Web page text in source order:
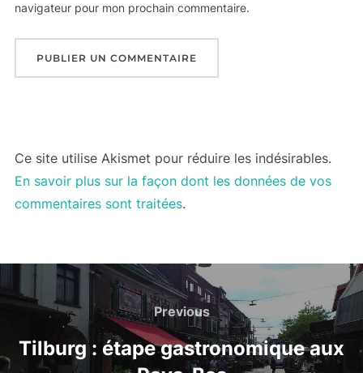
navigateur pour mon prochain commentaire.
Ce site utilise Akismet pour réduire les indésirables.
En savoir plus sur la façon dont les données de vos
commentaires sont traitées.
Navigation
de
l’article
Previous
Previous
Tilburg : étape gastronomique aux